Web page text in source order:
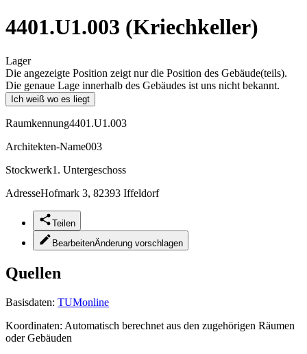
4401.U1.003 (Kriechkeller)
Lager
Die angezeigte Position zeigt nur die Position des Gebäude(teils).
Die genaue Lage innerhalb des Gebäudes ist uns nicht bekannt.
Ich weiß wo es liegt
Raumkennung4401.U1.003
Architekten-Name003
Stockwerk1. Untergeschoss
AdresseHofmark 3, 82393 Iffeldorf
Teilen
BearbeitenÄnderung vorschlagen
Quellen
Basisdaten: TUMonline
Koordinaten: Automatisch berechnet aus den zugehörigen Räumen
oder Gebäuden